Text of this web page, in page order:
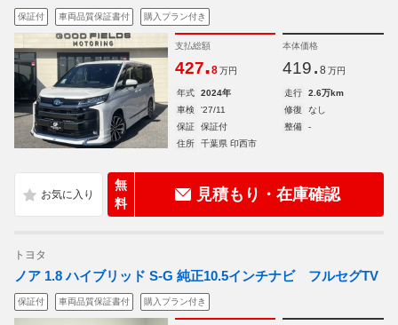
保証付 車両品質保証書付 購入プラン付き
支払総額
427.8 万円
本体価格
419. 8 万円
年式 2024年 走行
2.6万km
車検
'27/11 修復
なし
保証
保証付 整備
-
住所
千葉県 印西市
無
料
見積もり・在庫確認
トヨタ
ノア 1.8 ハイブリッド S-G 純正10.5インチナビ フルセグTV
保証付 車両品質保証書付 購入プラン付き